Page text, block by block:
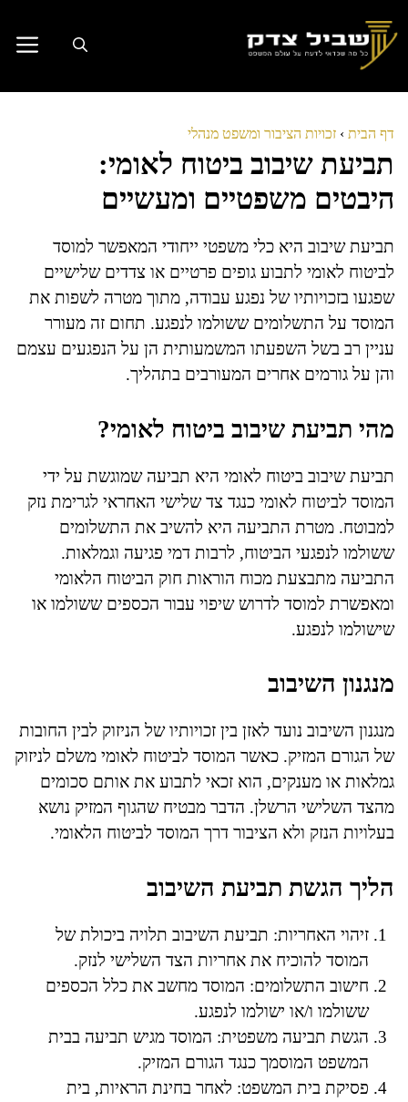
לתוכן
דף הבית › זכויות הציבור ומשפט מנהלי
תביעת שיבוב ביטוח לאומי:
היבטים משפטיים ומעשיים
תביעת שיבוב היא כלי משפטי ייחודי המאפשר למוסד
לביטוח לאומי לתבוע גופים פרטיים או צדדים שלישיים
שפגעו בזכויותיו של נפגע עבודה, מתוך מטרה לשפות את
המוסד על התשלומים ששולמו לנפגע. תחום זה מעורר
עניין רב בשל השפעתו המשמעותית הן על הנפגעים עצמם
והן על גורמים אחרים המעורבים בתהליך.
מהי תביעת שיבוב ביטוח לאומי?
תביעת שיבוב ביטוח לאומי היא תביעה שמוגשת על ידי
המוסד לביטוח לאומי כנגד צד שלישי האחראי לגרימת נזק
למבוטח. מטרת התביעה היא להשיב את התשלומים
ששולמו לנפגעי הביטוח, לרבות דמי פגיעה וגמלאות.
התביעה מתבצעת מכוח הוראות חוק הביטוח הלאומי
ומאפשרת למוסד לדרוש שיפוי עבור הכספים ששולמו או
שישולמו לנפגע.
מנגנון השיבוב
מנגנון השיבוב נועד לאזן בין זכויותיו של הניזוק לבין החובות
של הגורם המזיק. כאשר המוסד לביטוח לאומי משלם לניזוק
גמלאות או מענקים, הוא זכאי לתבוע את אותם סכומים
מהצד השלישי הרשלן. הדבר מבטיח שהגוף המזיק נושא
בעלויות הנזק ולא הציבור דרך המוסד לביטוח הלאומי.
הליך הגשת תביעת השיבוב
זיהוי האחריות: תביעת השיבוב תלויה ביכולת של
המוסד להוכיח את אחריות הצד השלישי לנזק.
חישוב התשלומים: המוסד מחשב את כלל הכספים
ששולמו ו/או ישולמו לנפגע.
הגשת תביעה משפטית: המוסד מגיש תביעה בבית
המשפט המוסמך כנגד הגורם המזיק.
פסיקת בית המשפט: לאחר בחינת הראיות, בית